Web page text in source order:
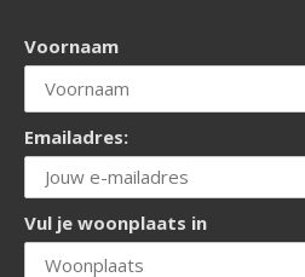
Voornaam
Emailadres:
Vul je woonplaats in